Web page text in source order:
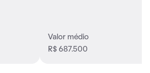
Valor médio
R$ 687.500